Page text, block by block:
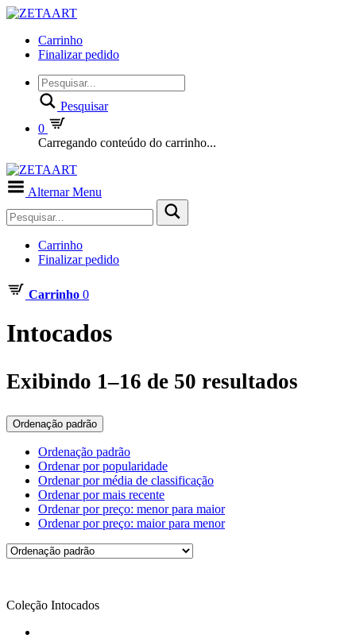
Carrinho
Finalizar pedido
Pesquisar
0
Carregando conteúdo do carrinho...
Alternar Menu
Carrinho
Finalizar pedido
Carrinho 0
Intocados
Exibindo 1–16 de 50 resultados
Ordenação padrão
Ordenação padrão
Ordenar por popularidade
Ordenar por média de classificação
Ordenar por mais recente
Ordenar por preço: menor para maior
Ordenar por preço: maior para menor
Coleção Intocados